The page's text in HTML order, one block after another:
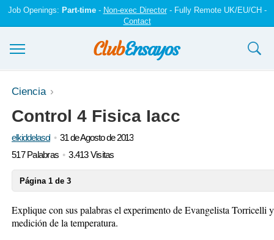
Job Openings: Part-time- Non-exec Director- Fully Remote UK/EU/CH -
Contact
Ensayos y trabajos
Registrarse
Iniciar sesión
Ciencia
Control 4 Fisica Iacc
elkiddelasol
31 de Agosto de 2013
517 Palabras
3.413 Visitas
Página 1 de 3
Explique con sus palabras el experimento de Evangelista Torricelli
medición de la temperatura.